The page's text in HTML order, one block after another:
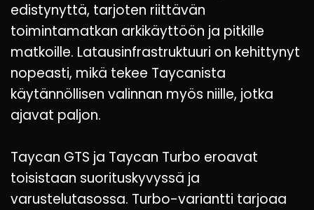
edistynyttä, tarjoten riittävän
toimintamatkan arkikäyttöön ja pitkille
matkoille. Latausinfrastruktuuri on kehittynyt
nopeasti, mikä tekee Taycanista
käytännöllisen valinnan myös niille, jotka
ajavat paljon.
Taycan GTS ja Taycan Turbo eroavat
toisistaan suorituskyvyssä ja
varustelutasossa. Turbo-variantti tarjoaa